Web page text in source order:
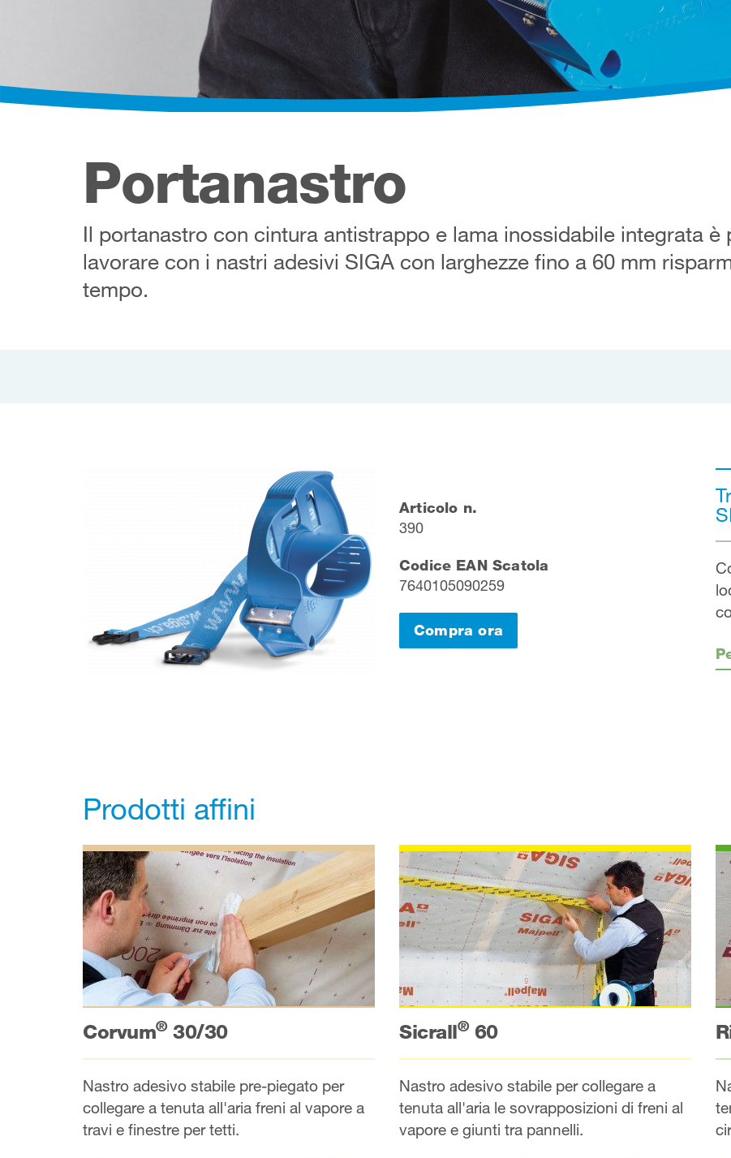
Portanastro
Il portanastro con cintura antistrappo e lama inossidabile integrata è
lavorare con i nastri adesivi SIGA con larghezze fino a 60 mm
tempo.
Articolo n.
390
Codice EAN Scatola
7640105090259
Compra ora
Prodotti affini
Corvum®30/30
Nastro adesivo stabile pre-piegato per
collegare a tenuta all'aria freni al vapore a
travi e finestre per tetti.
Sicrall®60
Nastro adesivo stabile per collegare a
tenuta all'aria le sovrapposizioni di freni al
vapore e giunti tra pannelli.